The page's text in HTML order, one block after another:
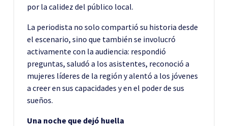
por la calidez del público local.
La periodista no solo compartió su historia desde
el escenario, sino que también se involucró
activamente con la audiencia: respondió
preguntas, saludó a los asistentes, reconoció a
mujeres líderes de la región y alentó a los jóvenes
a creer en sus capacidades y en el poder de sus
sueños.
Una noche que dejó huella